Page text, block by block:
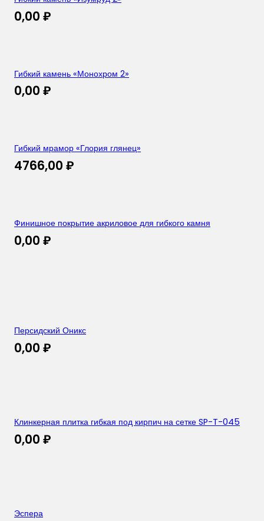
0,00 ₽
Гибкий камень «Монохром 2»
0,00 ₽
Гибкий мрамор «Глория глянец»
4766,00 ₽
Финишное покрытие акриловое для гибкого камня
0,00 ₽
Персидский Оникс
0,00 ₽
Клинкерная плитка гибкая под кирпич на сетке SP-T-045
0,00 ₽
Эспера